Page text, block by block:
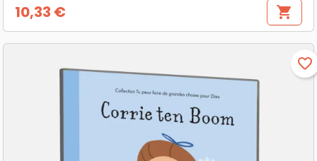
Prix
10,33 € shopping_cart
favorite_border